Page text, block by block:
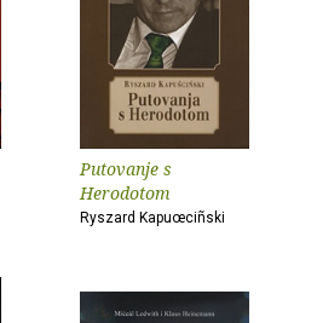
Putovanje s
Herodotom
Ryszard Kapuœciñski